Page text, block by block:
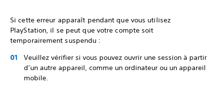
Si cette erreur apparaît pendant que vous utilisez
PlayStation, il se peut que votre compte soit
temporairement suspendu :
Veuillez vérifier si vous pouvez ouvrir une session à partir
d’un autre appareil, comme un ordinateur ou un appareil
mobile.